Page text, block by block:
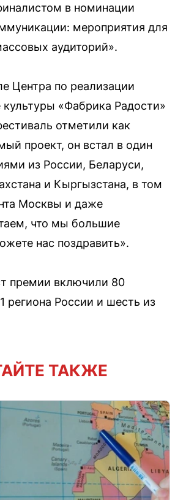
в номинации
мероприятия для
аудиторий».
Центра по реализации
культуры «Фабрика Радости»
отметили как
проект, он встал в один
из России, Беларуси,
и Кыргызстана, в том
Москвы и даже
что мы большие
нас поздравить».
премии включили 80
региона России и шесть из
ТАКЖЕ